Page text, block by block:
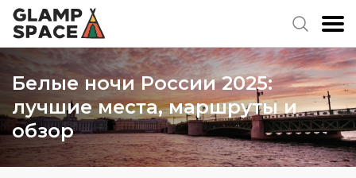
Белые ночи России 2025:
лучшие места, маршруты и
обзор